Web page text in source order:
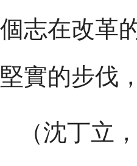
個志在改革
堅實的步伐
（沈丁立